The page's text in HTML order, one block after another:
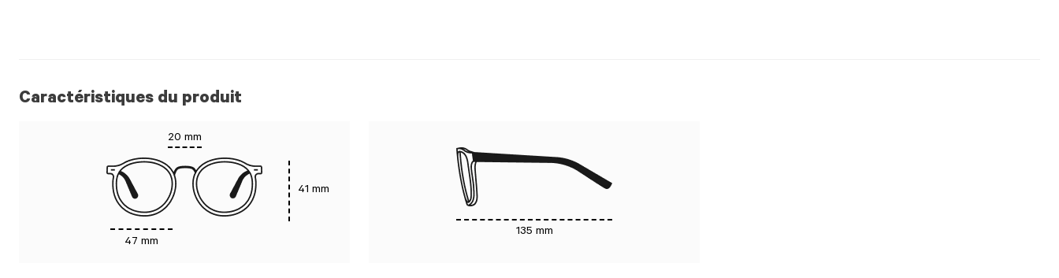
Caractéristiques du produit
20 mm
47 mm
41 mm
135 mm